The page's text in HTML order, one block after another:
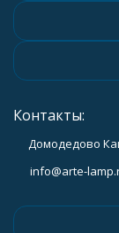
Контакты:
Домодедово
info@arte-